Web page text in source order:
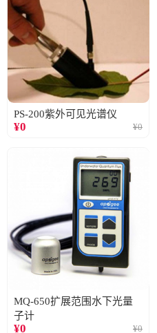
PS-200紫外可见光谱仪
¥0 ¥0
MQ-650扩展范围水下光量
子计
¥0 ¥0